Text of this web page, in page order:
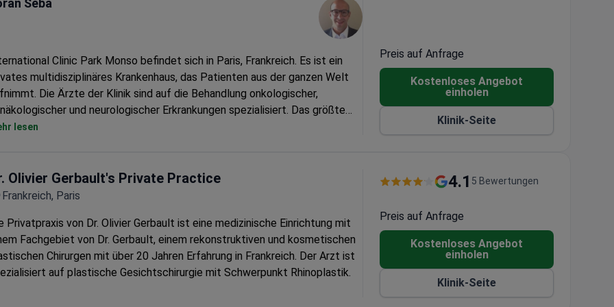
Seba
Clinic Park Monso befindet sich in Paris, Frankreich. Es ist ein
multidisziplinäres Krankenhaus, das Patienten aus der ganzen Welt
Die Ärzte der Klinik sind auf die Behandlung onkologischer,
und neurologischer Erkrankungen spezialisiert. Das größte
in Paris wird von der Klinik betrieben.
lesen
Preis auf Anfrage
Kostenloses Angebot
einholen
Klinik-Seite
Olivier Gerbault's Private Practice
Frankreich, Paris
Privatpraxis von Dr. Olivier Gerbault ist eine medizinische Einrichtung mit
Fachgebiet von Dr. Gerbault, einem rekonstruktiven und kosmetischen
Chirurgen mit über 20 Jahren Erfahrung in Frankreich. Der Arzt ist
auf plastische Gesichtschirurgie mit Schwerpunkt Rhinoplastik.
4.1 5 Bewertungen
Preis auf Anfrage
Kostenloses Angebot
einholen
Klinik-Seite